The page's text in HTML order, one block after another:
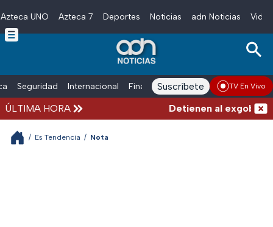
Skip to main content
Azteca UNO Azteca 7 Deportes Noticias adn Noticias
Seguridad Internacional Finanzas adn Noticias Radio
Suscríbete TV En Vivo
ÚLTIMA HORA Detienen al
/ Es Tendencia / Nota